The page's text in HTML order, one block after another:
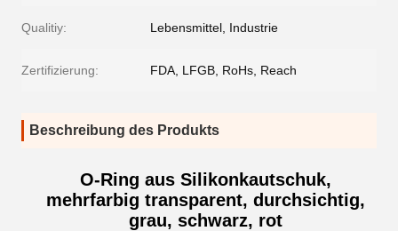
Qualitiy: Lebensmittel, Industrie
Zertifizierung: FDA, LFGB, RoHs, Reach
Beschreibung des Produkts
O-Ring aus Silikonkautschuk,
mehrfarbig transparent, durchsichtig,
grau, schwarz, rot